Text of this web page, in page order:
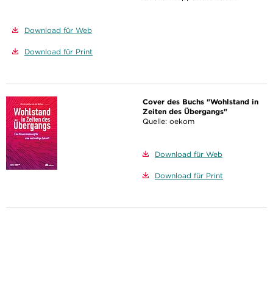
Download für Web
Download für Print
Cover des Buchs "Wohlstand in
Zeiten des Übergangs"
Quelle: oekom
Download für Web
Download für Print